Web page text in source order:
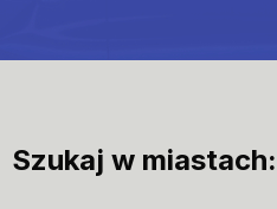
Szukaj w miastach: